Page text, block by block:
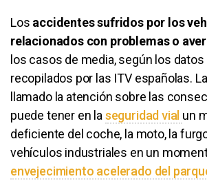
Los accidentes sufridos por los
relacionados con problemas o
los casos de media, según los datos
recopilados por las ITV españolas.
llamado la atención sobre las
puede tener en la seguridad vial un
deficiente del coche, la moto, la
vehículos industriales en un
envejecimiento acelerado del